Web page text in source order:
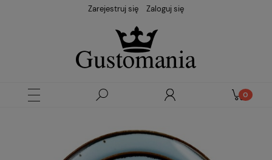
Zarejestruj się Zaloguj się